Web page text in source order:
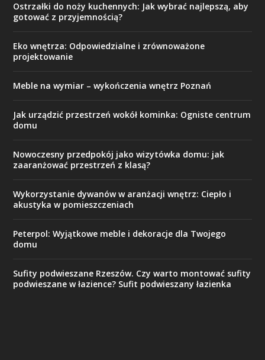
Ostrzałki do noży kuchennych: Jak wybrać najlepszą, aby
gotować z przyjemnością?
Eko wnętrza: Odpowiedzialne i zrównoważone
projektowanie
Meble na wymiar – wykończenia wnętrz Poznań
Jak urządzić przestrzeń wokół kominka: Ogniste centrum
domu
Nowoczesny przedpokój jako wizytówka domu: jak
zaaranżować przestrzeń z klasą?
Wykorzystanie dywanów w aranżacji wnętrz: Ciepło i
akustyka w pomieszczeniach
Peterpol: Wyjątkowe meble i dekoracje dla Twojego
domu
Sufity podwieszane Rzeszów. Czy warto montować sufity
podwieszane w łazience? Sufit podwieszany łazienka